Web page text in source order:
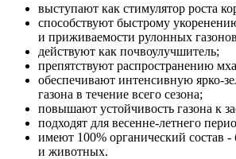
выступают как стимулятор роста
способствуют быстрому
и приживаемости рулонных
действуют как почвоулучшитель;
препятствуют распространению
обеспечивают интенсивную ярко-
газона в течение всего сезона;
повышают устойчивость газона к
подходят для весенне-летнего
имеют 100% органический состав -
и животных.